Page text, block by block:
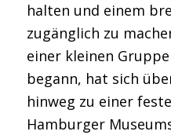
halten und einem
zugänglich zu
einer kleinen
begann, hat sich
hinweg zu einer
Hamburger